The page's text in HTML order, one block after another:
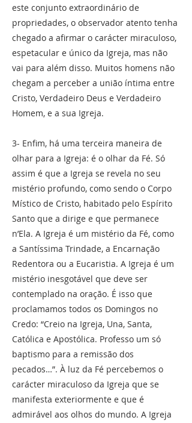
este conjunto extraordinário de
propriedades, o observador atento tenha
chegado a afirmar o carácter miraculoso,
espetacular e único da Igreja, mas não
vai para além disso. Muitos homens não
chegam a perceber a união íntima entre
Cristo, Verdadeiro Deus e Verdadeiro
Homem, e a sua Igreja.
3- Enfim, há uma terceira maneira de
olhar para a Igreja: é o olhar da Fé. Só
assim é que a Igreja se revela no seu
mistério profundo, como sendo o Corpo
Místico de Cristo, habitado pelo Espírito
Santo que a dirige e que permanece
n’Ela. A Igreja é um mistério da Fé, como
a Santíssima Trindade, a Encarnação
Redentora ou a Eucaristia. A Igreja é um
mistério inesgotável que deve ser
contemplado na oração. É isso que
proclamamos todos os Domingos no
Credo: “Creio na Igreja, Una, Santa,
Católica e Apostólica. Professo um só
baptismo para a remissão dos
pecados…”. À luz da Fé percebemos o
carácter miraculoso da Igreja que se
manifesta exteriormente e que é
admirável aos olhos do mundo. A Igreja